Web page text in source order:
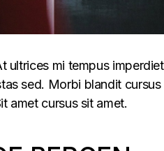
mi tempus
sed. Morbi blandit cursus
amet cursus sit amet.